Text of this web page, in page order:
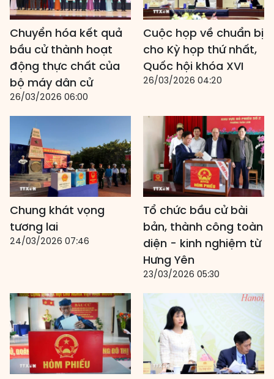
Chuyển hóa kết quả
bầu cử thành hoạt
động thực chất của
bộ máy dân cử
26/03/2026 06:00
Cuộc họp về chuẩn bị
cho Kỳ họp thứ nhất,
Quốc hội khóa XVI
26/03/2026 04:20
Chung khát vọng
tương lai
24/03/2026 07:46
Tổ chức bầu cử bài
bản, thành công toàn
diện - kinh nghiệm từ
Hưng Yên
23/03/2026 05:30